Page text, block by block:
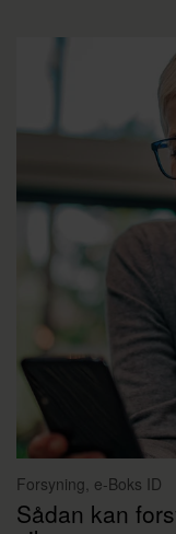
Forsyning, e-Boks ID
Sådan kan